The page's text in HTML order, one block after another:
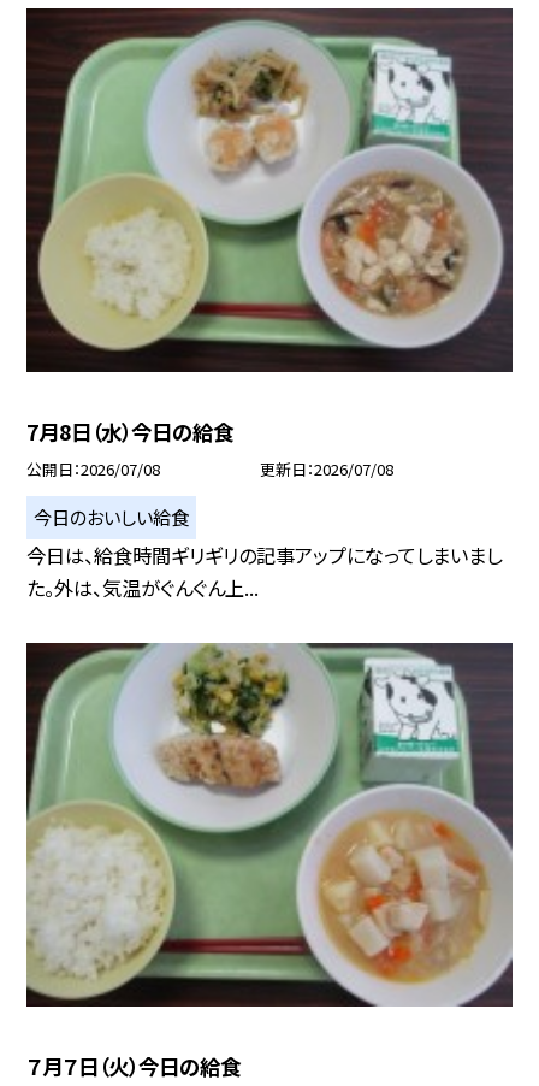
7月8日（水）今日の給食
公開日 2026/07/08 更新日 2026/07/08
今日のおいしい給食
今日は、給食時間ギリギリの記事アップになってしまいまし
た。外は、気温がぐんぐん上...
７月７日（火）今日の給食